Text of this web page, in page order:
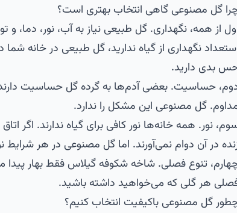
گل مصنوعی گاهی انتخاب بهتری است؟
از همه، نگهداری. گل طبیعی نیاز به آب، نور، دما، و
نگهداری از گیاه ندارید، گل طبیعی در خانه
بدی دارید.
حساسیت. بعضی آدم‌ها به گرده گل حساسیت دارند.
گل مصنوعی این مشکل را ندارد.
نور. همه خانه‌ها نور کافی برای گیاه ندارند. اگر
در آن دوام نمی‌آورند. اما گل مصنوعی در هر شرایط
تنوع فصلی. شاخه شکوفه گیلاس فقط بهار پیدا
هر گلی که می‌خواهید داشته باشید.
گل مصنوعی باکیفیت انتخاب کنیم؟